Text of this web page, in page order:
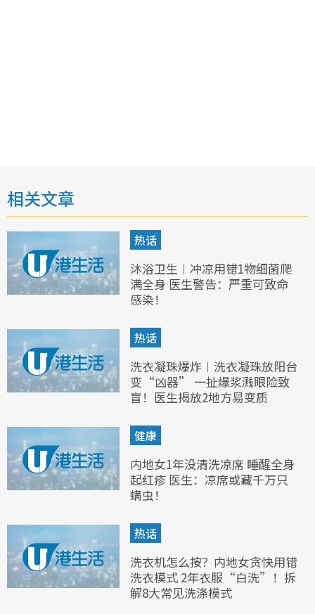
相关文章
热话
沐浴卫生︱冲凉用错1物细菌爬
满全身 医生警告：严重可致命
感染！
热话
洗衣凝珠爆炸︱洗衣凝珠放阳台
变“凶器” 一扯爆浆溅眼险致
盲！医生揭放2地方易变质
健康
内地女1年没清洗凉席 睡醒全身
起红疹 医生：凉席或藏千万只
螨虫！
热话
洗衣机怎么按？内地女贪快用错
洗衣模式 2年衣服“白洗”！拆
解8大常见洗涤模式